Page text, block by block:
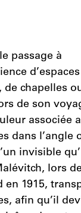
passage à
d’espaces
de chapelles
de son
associée
dans l’angle
invisible
lors
en 1915,
afin qu’il